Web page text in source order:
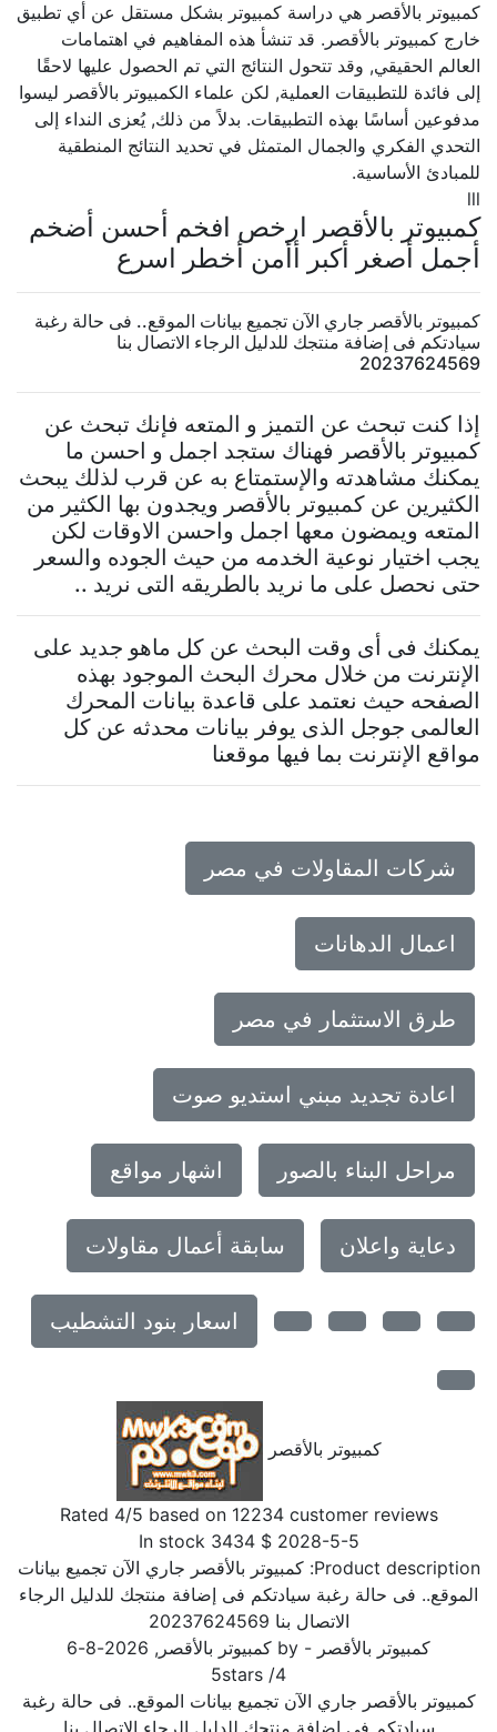
كمبيوتر بالأقصر هي دراسة كمبيوتر بشكل مستقل عن أي تطبيق
خارج كمبيوتر بالأقصر. قد تنشأ هذه المفاهيم في اهتمامات
العالم الحقيقي, وقد تتحول النتائج التي تم الحصول عليها لاحقًا
إلى فائدة للتطبيقات العملية, لكن علماء الكمبيوتر بالأقصر ليسوا
مدفوعين أساسًا بهذه التطبيقات. بدلاً من ذلك, يُعزى النداء إلى
التحدي الفكري والجمال المتمثل في تحديد النتائج المنطقية
للمبادئ الأساسية.
كمبيوتر بالأقصر ارخص افخم أحسن أضخم
أجمل أصغر أكبر أأمن أخطر اسرع
كمبيوتر بالأقصر جاري الآن تجميع بيانات الموقع.. فى حالة رغبة
سيادتكم فى إضافة منتجك للدليل الرجاء الاتصال بنا
20237624569
إذا كنت تبحث عن التميز و المتعه فإنك تبحث عن
كمبيوتر بالأقصر فهناك ستجد اجمل و احسن ما
يمكنك مشاهدته والإستمتاع به عن قرب لذلك يبحث
الكثيرين عن كمبيوتر بالأقصر ويجدون بها الكثير من
المتعه ويمضون معها اجمل واحسن الاوقات لكن
يجب اختيار نوعية الخدمه من حيث الجوده والسعر
حتى نحصل على ما نريد بالطريقه التى نريد ..
يمكنك فى أى وقت البحث عن كل ماهو جديد على
الإنترنت من خلال محرك البحث الموجود بهذه
الصفحه حيث نعتمد على قاعدة بيانات المحرك
العالمى جوجل الذى يوفر بيانات محدثه عن كل
مواقع الإنترنت بما فيها موقعنا
شركات المقاولات في مصر
اعمال الدهانات
طرق الاستثمار في مصر
اعادة تجديد مبني استديو صوت
مراحل البناء بالصور اشهار مواقع
دعاية واعلان سابقة أعمال مقاولات
اسعار بنود التشطيب
كمبيوتر بالأقصر
Rated4/5 based on12234customer reviews
2028-5-5
$
3434
In stock
Product description: كمبيوتر بالأقصر جاري الآن تجميع بيانات
الموقع.. فى حالة رغبة سيادتكم فى إضافة منتجك للدليل الرجاء
الاتصال بنا 20237624569
كمبيوتر بالأقصر- by كمبيوتر بالأقصر,
2026-8-6
/
5stars
كمبيوتر بالأقصر جاري الآن تجميع بيانات الموقع.. فى حالة رغبة
سيادتكم فى إضافة منتجك للدليل الرجاء الاتصال بنا